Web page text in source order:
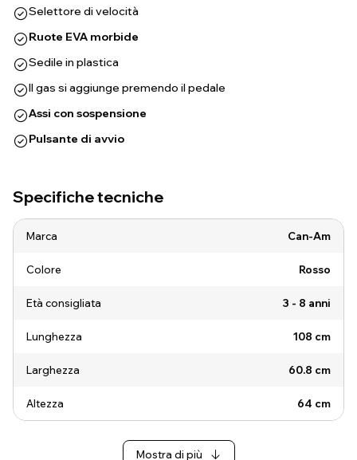
Selettore di velocità
Ruote EVA morbide
Sedile in plastica
Il gas si aggiunge premendo il pedale
Assi con sospensione
Pulsante di avvio
Specifiche tecniche
Marca Can-Am
Colore Rosso
Età consigliata 3 - 8 anni
Lunghezza 108 cm
Larghezza 60.8 cm
Altezza 64 cm
Mostra di più